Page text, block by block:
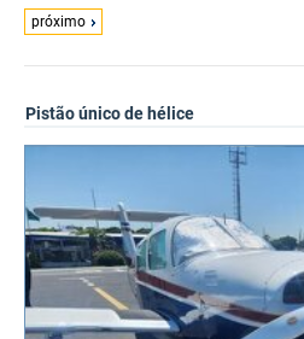
próximo
Pistão único de hélice